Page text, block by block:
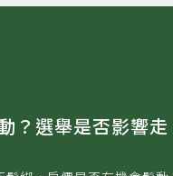
？選舉是否影響走